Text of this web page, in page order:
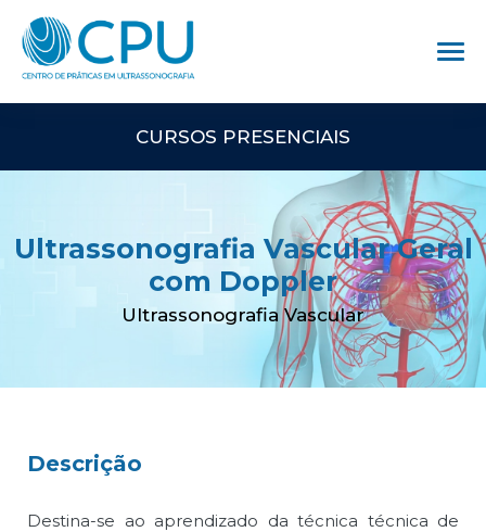
CURSOS PRESENCIAIS
Ultrassonografia Vascular Geral
com Doppler
Ultrassonografia Vascular
Descrição
Destina-se ao aprendizado da técnica técnica de